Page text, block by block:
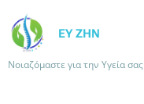
ΕΥ ΖΗΝ
Νοιαζόμαστε για την Υγεία σας